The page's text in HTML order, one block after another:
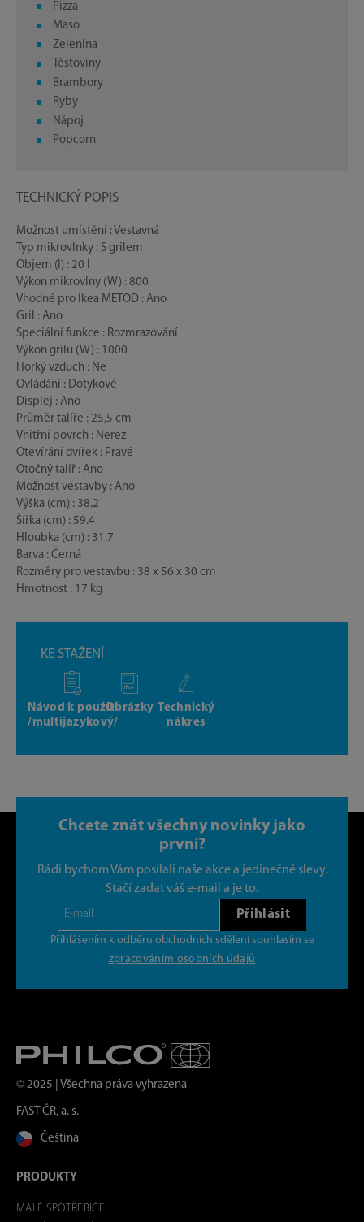
Pizza
Maso
Zelenina
Těstoviny
Brambory
Ryby
Nápoj
Popcorn
TECHNICKÝ POPIS
Možnost umístění : Vestavná
Typ mikrovlnky : S grilem
Objem (l) : 20 l
Výkon mikrovlny (W) : 800
Vhodné pro Ikea METOD : Ano
Gril : Ano
Speciální funkce : Rozmrazování
Výkon grilu (W) : 1000
Horký vzduch : Ne
Ovládání : Dotykové
Displej : Ano
Průměr talíře : 25,5 cm
Vnitřní povrch : Nerez
Otevírání dvířek : Pravé
Otočný talíř : Ano
Možnost vestavby : Ano
Výška (cm) : 38.2
Šířka (cm) : 59.4
Hloubka (cm) : 31.7
Barva : Černá
Rozměry pro vestavbu : 38 x 56 x 30 cm
Hmotnost : 17 kg
KE STAŽENÍ
Návod k použití
/multijazykový/
Obrázky Technický
nákres
Chcete znát všechny novinky jako
první?
Rádi bychom Vám posílali naše akce a jedinečné slevy.
Stačí zadat váš e-mail a je to.
Přihlásit
Přihlášením k odběru obchodních sdělení souhlasím se
zpracováním osobních údajů
© 2025 | Všechna práva vyhrazena
FAST ČR, a. s.
Čeština
PRODUKTY
MALÉ SPOTŘEBIČE